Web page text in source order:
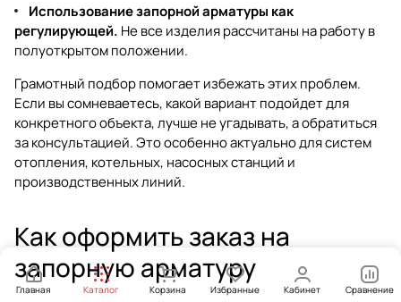
Использование запорной арматуры как
регулирующей. Не все изделия рассчитаны на работу в
полуоткрытом положении.
Грамотный подбор помогает избежать этих проблем.
Если вы сомневаетесь, какой вариант подойдет для
конкретного объекта, лучше не угадывать, а обратиться
за консультацией. Это особенно актуально для систем
отопления, котельных, насосных станций и
производственных линий.
Как оформить заказ на
запорную арматуру
Главная Каталог Корзина Избранные Кабинет Сравнение